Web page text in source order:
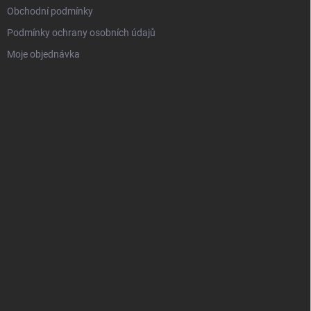
Obchodní podmínky
Podmínky ochrany osobních údajů
Moje objednávka